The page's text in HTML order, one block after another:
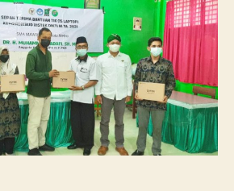
Metro
Satu-
Satunya
Sekolah
Swasta
Penerima
Bantuan
Peralatan
TIK